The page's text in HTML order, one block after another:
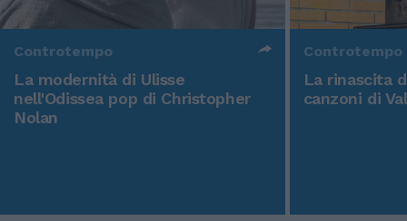
Controtempo
La modernità di Ulisse
nell'Odissea pop di Christopher
Nolan
Controtempo
La rinascita
canzoni di